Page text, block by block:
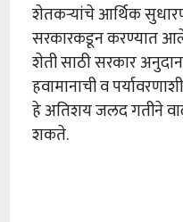
शेतकऱ्यांचे आर्थिक
सरकारकडून करण्यात आले
शेती साठी सरकार
हवामानाची व
हे अतिशय जलद गतीने
शकते.